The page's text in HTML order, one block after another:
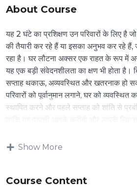
About Course
यह 2 घंटे का प्रशिक्षण उन परिवारों के लिए है
की तैयारी कर रहे हैं या इसका अनुभव कर रहे हैं,
रहा है। घर लौटना अक्सर एक राहत के रूप में
यह एक बड़ी संवेदनशीलता का क्षण भी होता है।
सप्ताह थकाऊ, अव्यवस्थित और खतरनाक हो
परिवारों को पूर्वानुमान लगाने, घर को
स्थापित करने और पहले सप्ताह को शांति से
Show More
Course Content